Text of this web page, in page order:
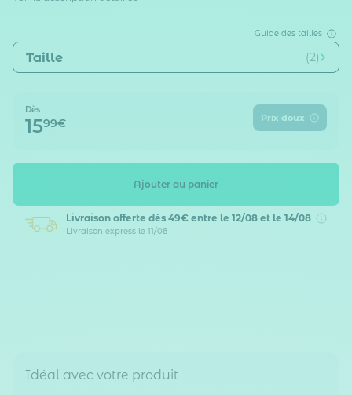
Dès
1599€ Prix doux
Guide des tailles
Taille (2)
Ajouter au panier
Livraison offerte dès 49€ entre le 12/08 et le 14/08
Livraison express le 11/08
Idéal avec votre produit